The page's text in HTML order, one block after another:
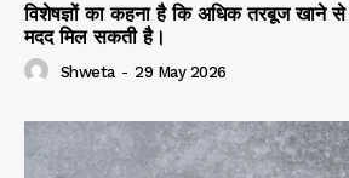
विशेषज्ञों का कहना है कि अधिक तरबूज खाने
मदद मिल सकती है।
Shweta - 29 May 2026